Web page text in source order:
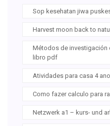
Sop kesehatan jiwa
Harvest moon back to
Métodos de investigación
libro pdf
Atividades para casa 4 ano
Como fazer calculo para
Netzwerk a1 – kurs- und